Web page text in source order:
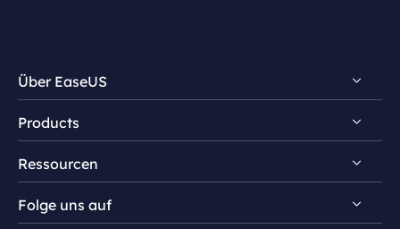
Über EaseUS
Impressum
Review & Auszeichnungen
Lizenz
Products
EaseUS PDF Editor
EaseUS PDF Converter
Ressourcen
PDF bearbeiten
Folge uns auf